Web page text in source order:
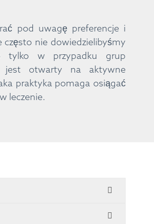
pod uwagę preferencje i
nie dowiedzielibyśmy
tylko w przypadku grup
jest otwarty na aktywne
praktyka pomaga osiągać
leczenie.